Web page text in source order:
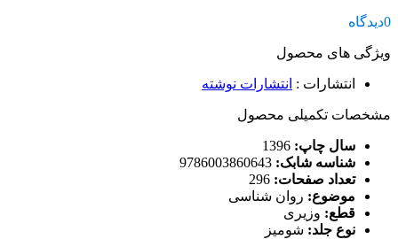
0دیدگاه
ویژگی های محصول
انتشارات : انتشارات نوشته
مشخصات تکمیلی محصول
سال چاپ:
شناسه شابک:
تعداد صفحات:
موضوع: روان شناسی
قطع: وزیری
نوع جلد: شومیز